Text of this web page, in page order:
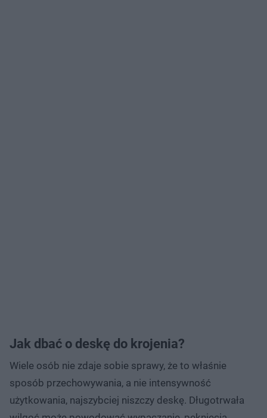
Jak dbać o deskę do krojenia?
Wiele osób nie zdaje sobie sprawy, że to właśnie
sposób przechowywania, a nie intensywność
użytkowania, najszybciej niszczy deskę. Długotrwała